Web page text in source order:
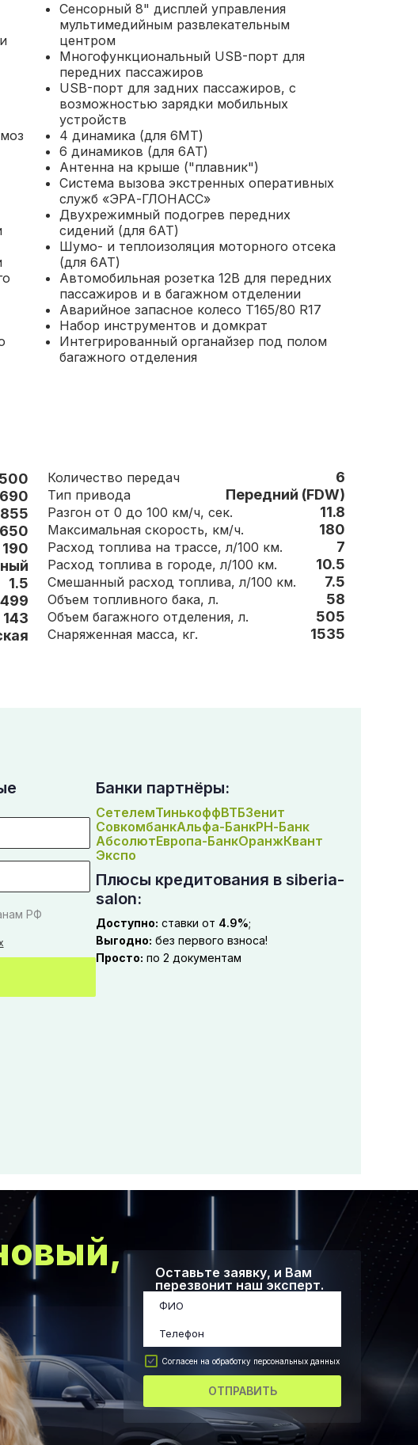
Сенсорный 8" дисплей управления
мультимедийным развлекательным
центром
Многофункциональный USB-порт для
передних пассажиров
USB-порт для задних пассажиров, с
возможностью зарядки мобильных
устройств
4 динамика (для 6МТ)
6 динамиков (для 6АТ)
Антенна на крыше ("плавник")
Система вызова экстренных оперативных
служб «ЭРА-ГЛОНАСС»
Двухрежимный подогрев передних
сидений (для 6АТ)
Шумо- и теплоизоляция моторного отсека
(для 6АТ)
Автомобильная розетка 12В для передних
пассажиров и в багажном отделении
Аварийное запасное колесо T165/80 R17
Набор инструментов и домкрат
Интегрированный органайзер под полом
багажного отделения
190
1.5
143
Количество передач 6
Тип привода Передний (FDW)
Разгон от 0 до 100 км/ч, сек. 11.8
Максимальная скорость, км/ч. 180
Расход топлива на трассе, л/100 км. 7
Расход топлива в городе, л/100 км. 10.5
Смешанный расход топлива, л/100 км. 7.5
Объем топливного бака, л. 58
Объем багажного отделения, л. 505
Снаряженная масса, кг. 1535
РФ
Банки партнёры:
СетелемТинькоффВТБЗенит
СовкомбанкАльфа-БанкРН-Банк
АбсолютЕвропа-БанкОранжКвант
Экспо
Плюсы кредитования в siberia-
salon:
Доступно: ставки от 4.9%;
Выгодно: без первого взноса!
Просто: по 2 документам
Оставьте заявку, и Вам
перезвонит наш эксперт.
Согласен на обработку персональных данных
ОТПРАВИТЬ